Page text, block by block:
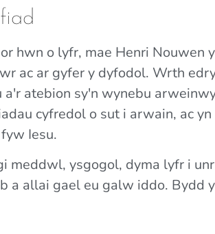
hwn o lyfr, mae Henri
ac ar gyfer y dyfodol. Wrth
a'r atebion sy'n wynebu
cyfredol o sut i arwain, ac
Iesu.
meddwl, ysgogol, dyma lyfr i
a allai gael eu galw iddo. Bydd